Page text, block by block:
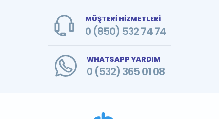
MÜŞTERİ HİZMETLERİ
0 (850) 532 74 74
WHATSAPP YARDIM
0 (532) 365 01 08